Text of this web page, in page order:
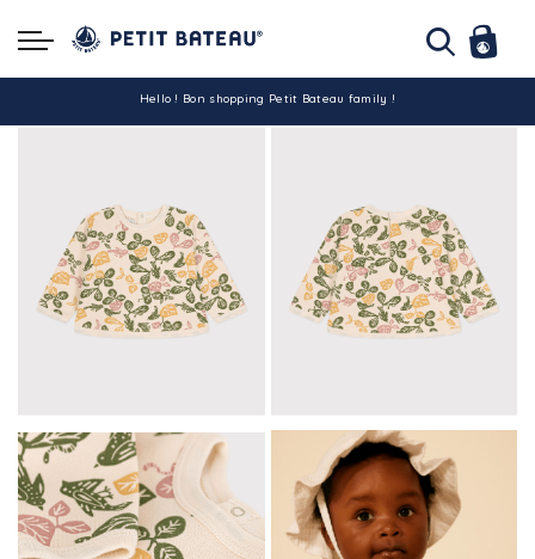
Hello ! Bon shopping Petit Bateau family !
-10% pour tout paiement par carte bancaire (hors promo)